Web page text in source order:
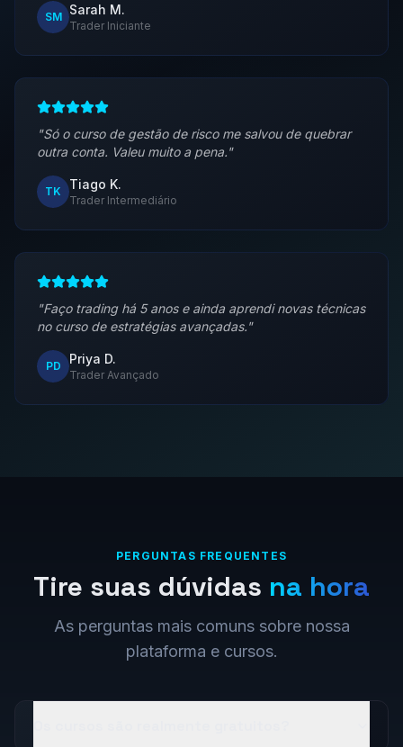
SM Sarah M.
Trader Iniciante
"Só o curso de gestão de risco me salvou de quebrar
outra conta. Valeu muito a pena."
TK Tiago K.
Trader Intermediário
"Faço trading há 5 anos e ainda aprendi novas técnicas
no curso de estratégias avançadas."
PD Priya D.
Trader Avançado
PERGUNTAS FREQUENTES
Tire suas dúvidas na hora
As perguntas mais comuns sobre nossa
plataforma e cursos.